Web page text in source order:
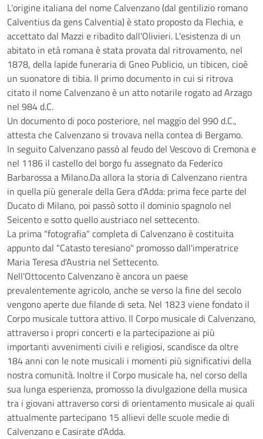
L'origine italiana del nome Calvenzano (dal gentilizio romano
Calventius da gens Calventia) è stato proposto da Flechia, e
accettato dal Mazzi e ribadito dall'Olivieri. L'esistenza di un
abitato in età romana è stata provata dal ritrovamento, nel
1878, della lapide funeraria di Gneo Publicio, un tibicen, cioè
un suonatore di tibia. Il primo documento in cui si ritrova
citato il nome Calvenzano è un atto notarile rogato ad Arzago
nel 984 d.C.
Un documento di poco posteriore, nel maggio del 990 d.C.,
attesta che Calvenzano si trovava nella contea di Bergamo.
In seguito Calvenzano passò al feudo del Vescovo di Cremona e
nel 1186 il castello del borgo fu assegnato da Federico
Barbarossa a Milano.Da allora la storia di Calvenzano rientra
in quella più generale della Gera d'Adda: prima fece parte del
Ducato di Milano, poi passò sotto il dominio spagnolo nel
Seicento e sotto quello austriaco nel settecento.
La prima "fotografia" completa di Calvenzano è costituita
appunto dal "Catasto teresiano" promosso dall'imperatrice
Maria Teresa d'Austria nel Settecento.
Nell'Ottocento Calvenzano è ancora un paese
prevalentemente agricolo, anche se verso la fine del secolo
vengono aperte due filande di seta. Nel 1823 viene fondato il
Corpo musicale tuttora attivo. Il Corpo musicale di Calvenzano,
attraverso i propri concerti e la partecipazione ai più
importanti avvenimenti civili e religiosi, scandisce da oltre
184 anni con le note musicali i momenti più significativi della
nostra comunità. Inoltre il Corpo musicale ha, nel corso della
sua lunga esperienza, promosso la divulgazione della musica
tra i giovani attraverso corsi di orientamento musicale ai quali
attualmente partecipano 15 allievi delle scuole medie di
Calvenzano e Casirate d'Adda.